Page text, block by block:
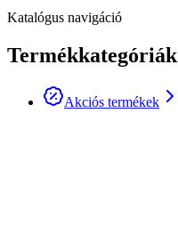
Katalógus navigáció
Termékkategóriák
Akciós termékek